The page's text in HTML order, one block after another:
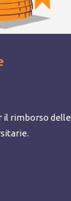
il rimborso delle